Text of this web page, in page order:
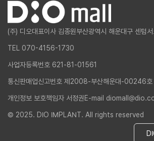
(주) 디오대표이사 김종원부산광역시 해운대구 센텀
TEL 070-4156-1730
사업자등록번호 621-81-01561
통신판매업신고번호 제2008-부산해운대-00246호
개인정보 보호책임자 서정권 E-mail
© 2025. DIO IMPLANT. All rights reserved